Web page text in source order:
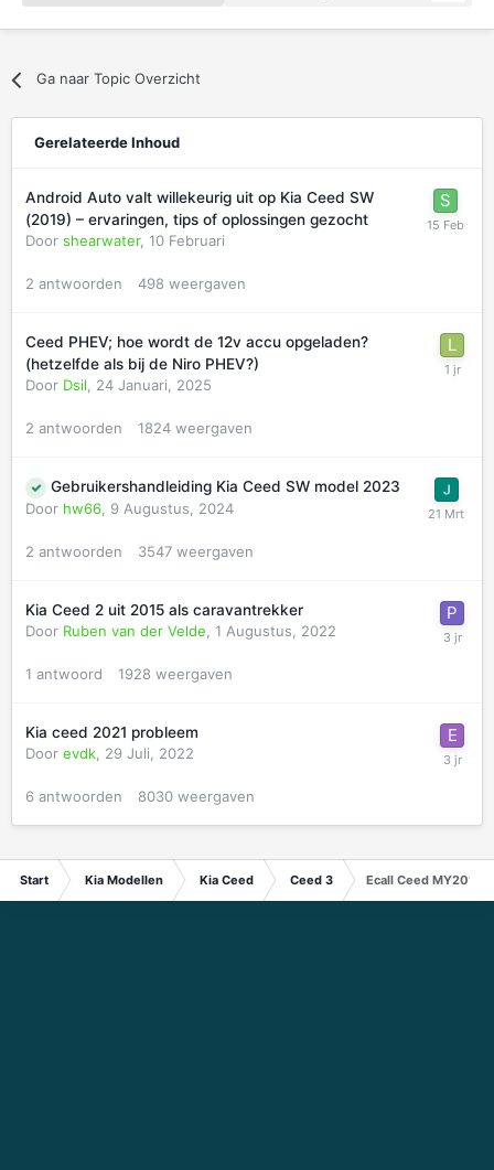
Ga naar Topic Overzicht
Gerelateerde Inhoud
Android Auto valt willekeurig uit op Kia Ceed SW
(2019) – ervaringen, tips of oplossingen gezocht
Door shearwater, 10 Februari
2 antwoorden 498 weergaven
Ceed PHEV; hoe wordt de 12v accu opgeladen?
(hetzelfde als bij de Niro PHEV?)
Door Dsil, 24 Januari, 2025
2 antwoorden 1824 weergaven
Gebruikershandleiding Kia Ceed SW model 2023
Door hw66 9 Augustus, 2024
2 antwoorden 3547 weergaven
Kia Ceed 2 uit 2015 als caravantrekker
Door Ruben van der Velde 1 Augustus, 2022
1 antwoord 1928 weergaven
Kia ceed 2021 probleem
Door evdk 29 Juli, 2022
6 antwoorden 8030 weergaven
Start Kia Modellen Kia Ceed Ceed 3 Ecall Ceed MY2019